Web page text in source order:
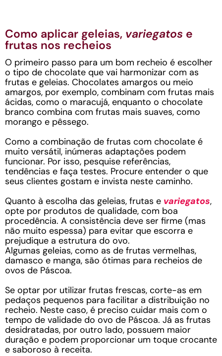
Como aplicar geleias, variegatos e
frutas nos recheios
O primeiro passo para um bom recheio é escolher
o tipo de chocolate que vai harmonizar com as
frutas e geleias. Chocolates amargos ou meio
amargos, por exemplo, combinam com frutas mais
ácidas, como o maracujá, enquanto o chocolate
branco combina com frutas mais suaves, como
morango e pêssego.
Como a combinação de frutas com chocolate é
muito versátil, inúmeras adaptações podem
funcionar. Por isso, pesquise referências,
tendências e faça testes. Procure entender o que
seus clientes gostam e invista neste caminho.
Quanto à escolha das geleias, frutas e variegatos,
opte por produtos de qualidade, com boa
procedência. A consistência deve ser firme (mas
não muito espessa) para evitar que escorra e
prejudique a estrutura do ovo.
Algumas geleias, como as de frutas vermelhas,
damasco e manga, são ótimas para recheios de
ovos de Páscoa.
Se optar por utilizar frutas frescas, corte-as em
pedaços pequenos para facilitar a distribuição no
recheio. Neste caso, é preciso cuidar mais com o
tempo de validade do ovo de Páscoa. Já as frutas
desidratadas, por outro lado, possuem maior
duração e podem proporcionar um toque crocante
e saboroso à receita.